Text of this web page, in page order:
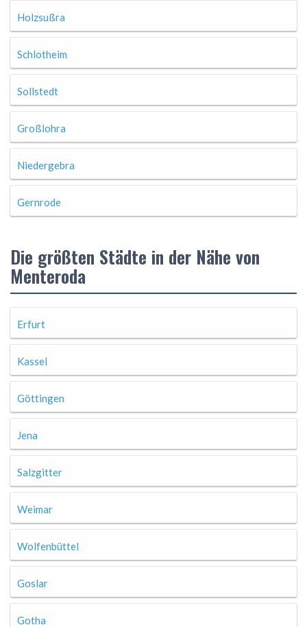
Holzsußra
Schlotheim
Sollstedt
Großlohra
Niedergebra
Gernrode
Die größten Städte in der Nähe von
Menteroda
Erfurt
Kassel
Göttingen
Jena
Salzgitter
Weimar
Wolfenbüttel
Goslar
Gotha